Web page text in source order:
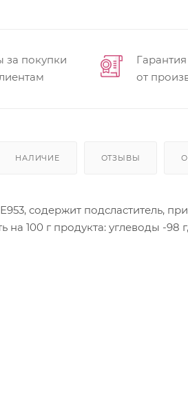
за покупки
от
НАЛИЧИЕ ОТЗЫВЫ
содержит подсластитель,
на 100 г продукта: углеводы -98